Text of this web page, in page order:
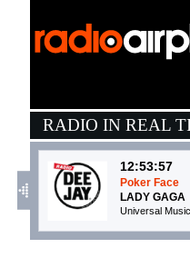
RADIO IN REAL
12:53:57
Poker Face
LADY GAGA
Universal